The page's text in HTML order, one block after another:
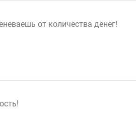
от количества денег!